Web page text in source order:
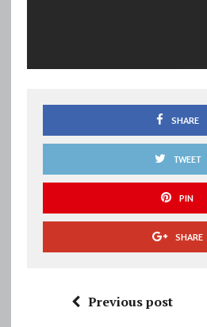
SHARE
TWEET
PIN
SHARE
Previous post